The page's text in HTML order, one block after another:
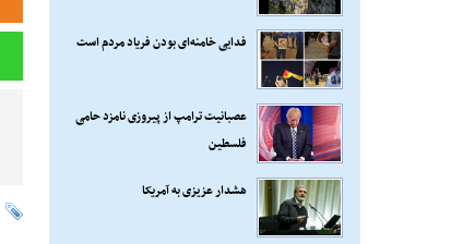
فدایی خامنه‌ای بودن فریاد مردم است
عصبانیت ترامپ از پیروزی نامزد حامی
فلسطین
هشدار عزیزی به آمریکا